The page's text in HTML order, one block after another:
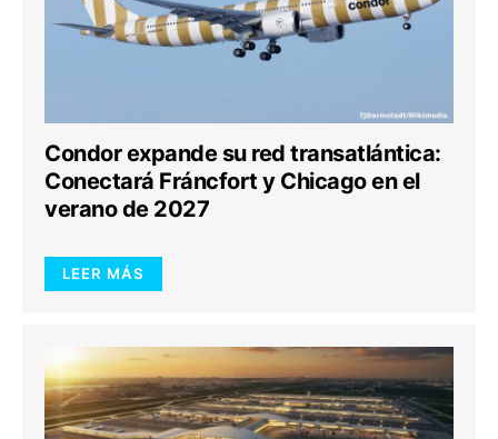
Condor expande su red transatlántica:
Conectará Fráncfort y Chicago en el
verano de 2027
LEER MÁS